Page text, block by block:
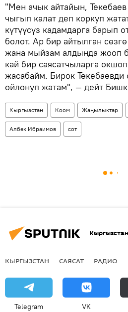
"Мен ачык айтайын,
чыгып калат деп коркуп
күтүүсүз кадамдарга барып
болот. Ар бир айтылган
жана мыйзам алдында жооп
кай бир саясатчыларга
жасабайм. Бирок Текебаевди
ойлонуп жатам", — дейт
Кыргызстан Коом Жаңылыктар
Албек Ибраимов сот
Кыргызстан
КЫРГЫЗСТАН САЯСАТ РАДИО
Telegram VK